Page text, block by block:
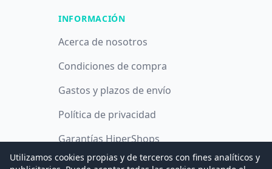
INFORMACIÓN
Acerca de nosotros
Condiciones de compra
Gastos y plazos de envío
Política de privacidad
Garantías HiperShops
Política de cookies
Utilizamos cookies propias y de terceros con fines analíticos y